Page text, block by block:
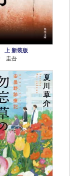
上 新装版
圭吾